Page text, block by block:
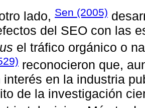
lado, Sen (2005)
del SEO con las
el tráfico orgánico o
reconocieron que,
interés en la industria
de la investigación